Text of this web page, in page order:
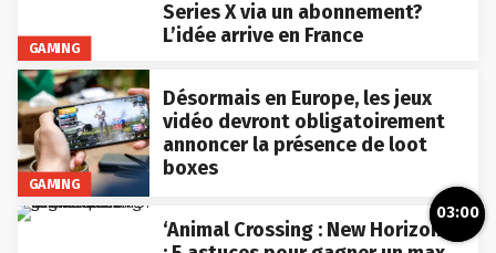
GAMING
Series X via un abonnement?
L’idée arrive en France
GAMING
Désormais en Europe, les jeux
vidéo devront obligatoirement
annoncer la présence de loot
boxes
‘Animal Crossing : New Horizons’
03:00